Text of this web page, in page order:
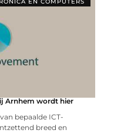
Arnhem wordt hier
bepaalde ICT-
breed en